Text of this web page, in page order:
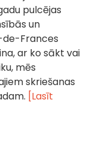
pulcējas
un
de-Frances
ar ko sākt vai
mēs
skriešanas
[Lasīt